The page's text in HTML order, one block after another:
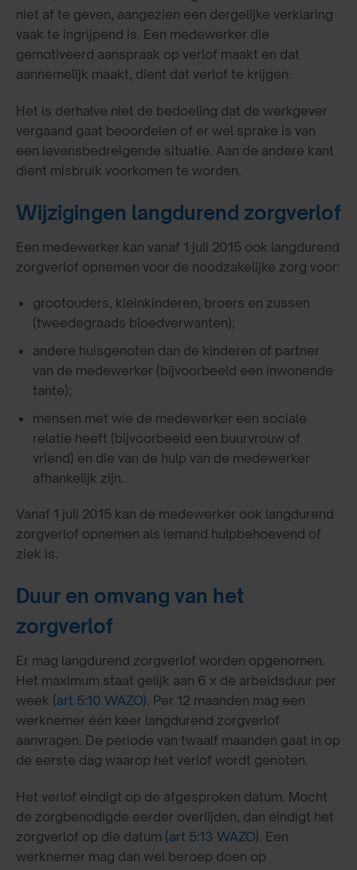
niet af te geven, aangezien een dergelijke verklaring
vaak te ingrijpend is. Een medewerker die
gemotiveerd aanspraak op verlof maakt en dat
aannemelijk maakt, dient dat verlof te krijgen.
Het is derhalve niet de bedoeling dat de werkgever
vergaand gaat beoordelen of er wel sprake is van
een levensbedreigende situatie. Aan de andere kant
dient misbruik voorkomen te worden.
Wijzigingen langdurend zorgverlof
Een medewerker kan vanaf 1 juli 2015 ook langdurend
zorgverlof opnemen voor de noodzakelijke zorg voor:
grootouders, kleinkinderen, broers en zussen
(tweedegraads bloedverwanten);
andere huisgenoten dan de kinderen of partner
van de medewerker (bijvoorbeeld een inwonende
tante);
mensen met wie de medewerker een sociale
relatie heeft (bijvoorbeeld een buurvrouw of
vriend) en die van de hulp van de medewerker
afhankelijk zijn.
Vanaf 1 juli 2015 kan de medewerker ook langdurend
zorgverlof opnemen als iemand hulpbehoevend of
ziek is.
Duur en omvang van het
zorgverlof
Er mag langdurend zorgverlof worden opgenomen.
Het maximum staat gelijk aan 6 x de arbeidsduur per
week (art 5:10 WAZO). Per 12 maanden mag een
werknemer één keer langdurend zorgverlof
aanvragen. De periode van twaalf maanden gaat in op
de eerste dag waarop het verlof wordt genoten.
Het verlof eindigt op de afgesproken datum. Mocht
de zorgbenodigde eerder overlijden, dan eindigt het
zorgverlof op die datum (art 5:13 WAZO). Een
werknemer mag dan wel beroep doen op